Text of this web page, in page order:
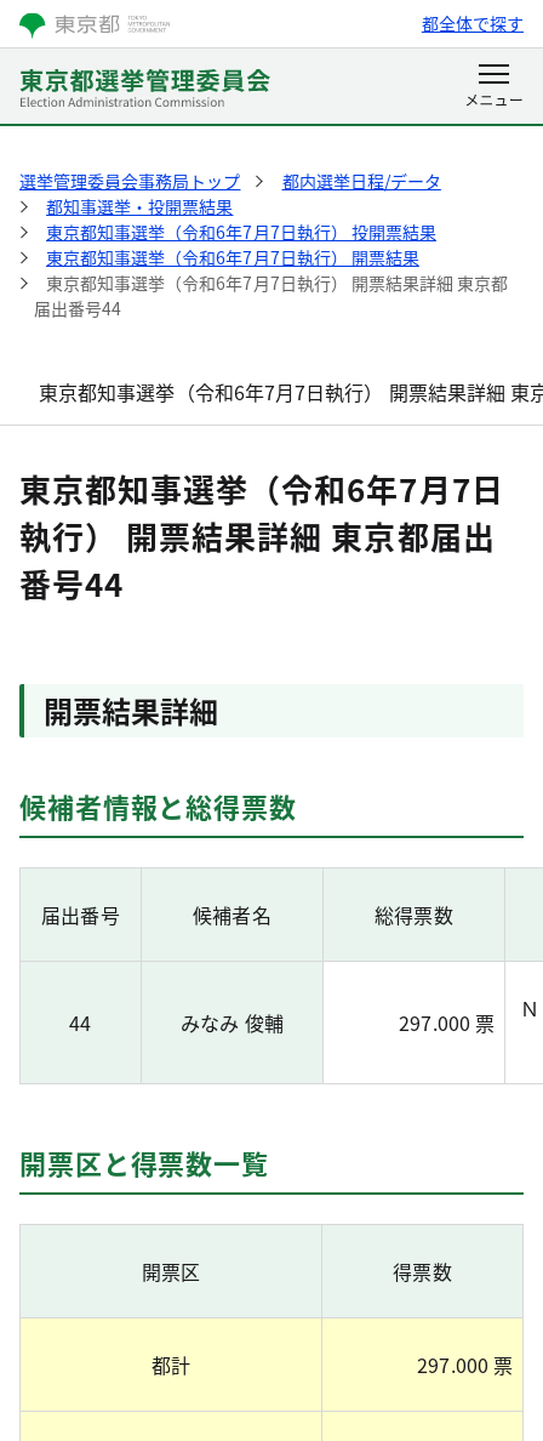
都全体で探す
選挙管理委員会事務局トップ
都内選挙日程/データ
都知事選挙・投開票結果
東京都知事選挙（令和6年7月7日執行） 投開票結果
東京都知事選挙（令和6年7月7日執行） 開票結果
東京都知事選挙（令和6年7月7日執行） 開票結果詳細 東京都
届出番号44
東京都知事選挙（令和6年7月7日執行） 開票結果詳細 東
東京都知事選挙（令和6年7月7日
執行） 開票結果詳細 東京都届出
番号44
開票結果詳細
候補者情報と総得票数
届出番号 候補者名 総得票数
44 みなみ 俊輔 297.000 票
開票区と得票数一覧
開票区 得票数
都計 297.000 票